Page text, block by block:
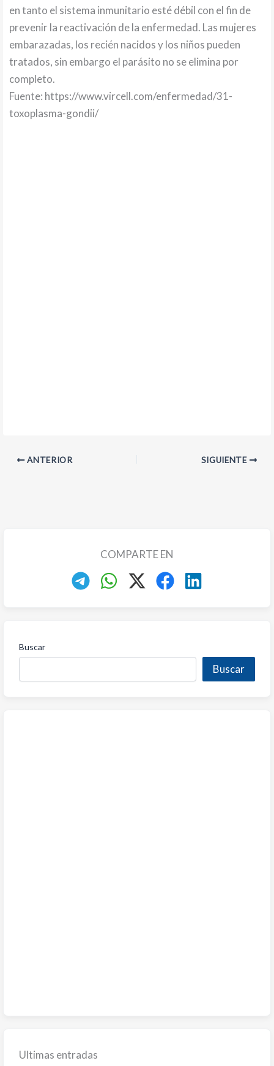
en tanto el sistema inmunitario esté débil con el fin de
prevenir la reactivación de la enfermedad. Las mujeres
embarazadas, los recién nacidos y los niños pueden
tratados, sin embargo el parásito no se elimina por
completo.
Fuente: https://www.vircell.com/enfermedad/31-
toxoplasma-gondii/
ANTERIOR SIGUIENTE
COMPARTE EN
Buscar
Buscar
Ultimas entradas